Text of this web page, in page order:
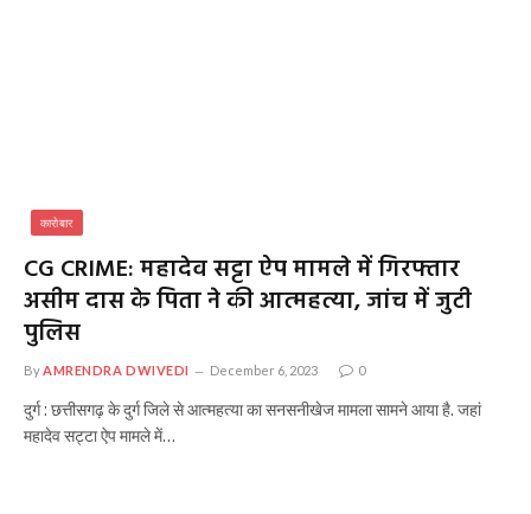
कारोबार
CG CRIME: महादेव सट्टा ऐप मामले में गिरफ्तार
असीम दास के पिता ने की आत्महत्या, जांच में जुटी
पुलिस
By AMRENDRA DWIVEDI December 6, 2023 0
दुर्ग : छत्तीसगढ़ के दुर्ग जिले से आत्महत्या का सनसनीखेज मामला सामने आया है. जहां
महादेव सट्टा ऐप मामले में…